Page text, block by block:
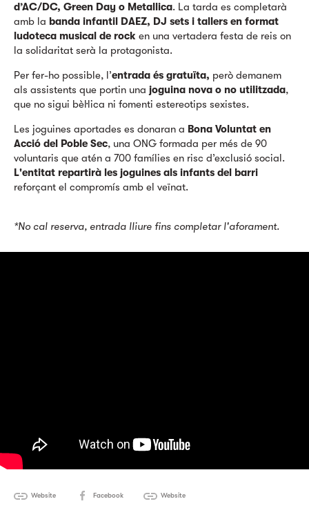
d’AC/DC, Green Day o Metallica. La tarda es completarà
amb la banda infantil DAEZ, DJ sets i tallers en format
ludoteca musical de rock en una vertadera festa de reis on
la solidaritat serà la protagonista.
Per fer-ho possible, l’entrada és gratuïta, però demanem
als assistents que portin una joguina nova o no utilitzada,
que no sigui bèl·lica ni fomenti estereotips sexistes.
Les joguines aportades es donaran a Bona Voluntat en
Acció del Poble Sec, una ONG formada per més de 90
voluntaris que atén a 700 famílies en risc d’exclusió social.
L'entitat repartirà les joguines als infants del barri
reforçant el compromís amb el veïnat.
*No cal reserva, entrada lliure fins completar l'aforament.
Website Facebook Website